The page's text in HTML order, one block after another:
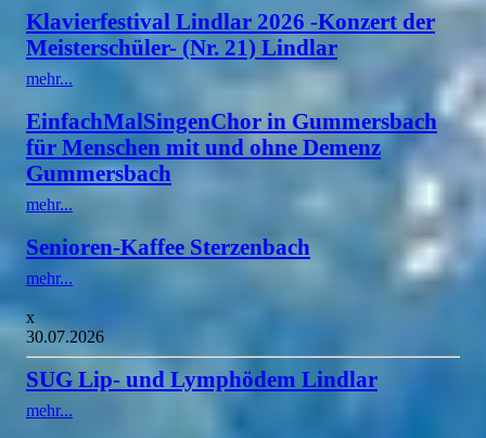
Klavierfestival Lindlar 2026 -Konzert der
Meisterschüler- (Nr. 21) Lindlar
mehr...
EinfachMalSingenChor in Gummersbach
für Menschen mit und ohne Demenz
Gummersbach
mehr...
Senioren-Kaffee Sterzenbach
mehr...
x
30.07.2026
SUG Lip- und Lymphödem Lindlar
mehr...